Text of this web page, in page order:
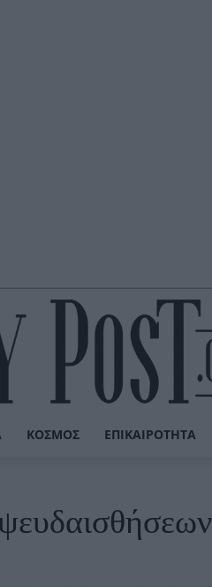
ΚΌΣΜΟΣ ΕΠΙΚΑΙΡΌΤΗΤΑ